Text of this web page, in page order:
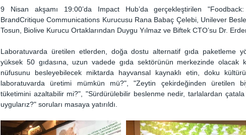
9 Nisan akşamı 19:00’da Impact Hub’da gerçekleştirilen
BrandCritique Communications Kurucusu Rana Babaç Çelebi, Unilever
Tosun, Biolive Kurucu Ortaklarından Duygu Yılmaz ve Biftek CTO’su Dr.
Laboratuvarda üretilen etlerden, doğa dostu alternatif gıda paketleme
yüksek 50 gıdasına, uzun vadede gıda sektörünün merkezinde olacak
nüfusunu besleyebilecek miktarda hayvansal kaynaklı etin, doku
laboratuvarda üretimi mümkün mü?", "Zeytin çekirdeğinden üretilen
tüketimini azaltabilir mi?", "Sürdürülebilir beslenme nedir, tarlalardan çatala
uygularız?" soruları masaya yatırıldı.